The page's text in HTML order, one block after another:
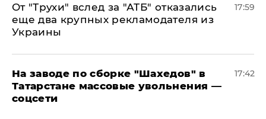
От "Трухи" вслед за "АТБ" отказались
еще два крупных рекламодателя из
Украины
17:59
На заводе по сборке "Шахедов" в
Татарстане массовые увольнения —
соцсети
17:42